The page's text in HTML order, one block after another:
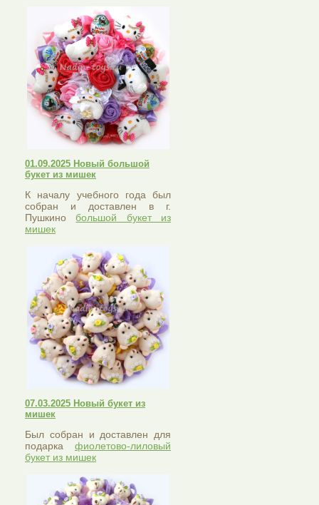
01.09.2025 Новый большой
букет из мишек
К началу учебного года был
собран и доставлен в г.
Пушкинобольшой букет из
мишек
07.03.2025 Новый букет из
мишек
Был собран и доставлен для
подарка фиолетово-лиловый
букет из мишек